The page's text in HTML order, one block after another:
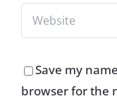
Save my
browser for the